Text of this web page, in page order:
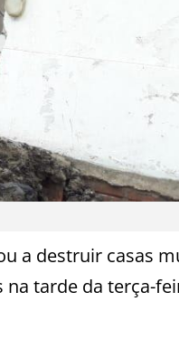
a destruir casas
tarde da terça-